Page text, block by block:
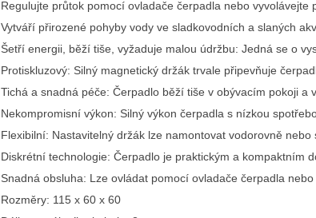
Regulujte průtok pomocí ovladače čerpadla nebo
Vytváří přirozené pohyby vody ve sladkovodních a slaných
Šetří energii, běží tiše, vyžaduje malou údržbu: Jedná se o
Protiskluzový: Silný magnetický držák trvale připevňuje
Tichá a snadná péče: Čerpadlo běží tiše v obývacím pokoji a
Nekompromisní výkon: Silný výkon čerpadla s nízkou
Flexibilní: Nastavitelný držák lze namontovat vodorovně nebo
Diskrétní technologie: Čerpadlo je praktickým a kompaktním
Snadná obsluha: Lze ovládat pomocí ovladače čerpadla
Rozměry: 115 x 60 x 60